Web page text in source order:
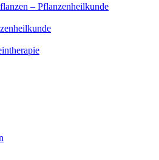
– Pflanzenheilkunde